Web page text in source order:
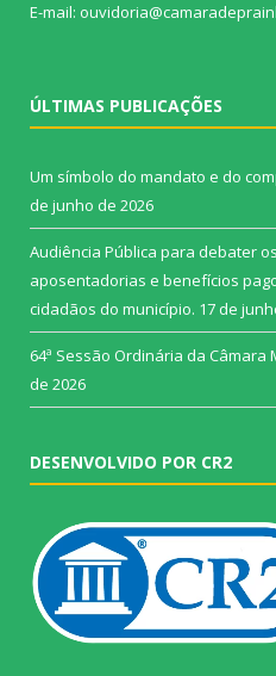
E-mail:
ÚLTIMAS PUBLICAÇÕES
Um símbolo do mandato e do
de junho de 2026
Audiência Pública para debater
aposentadorias e benefícios
cidadãos do município. 17 de
64ª Sessão Ordinária da Câmara
de 2026
DESENVOLVIDO POR CR2